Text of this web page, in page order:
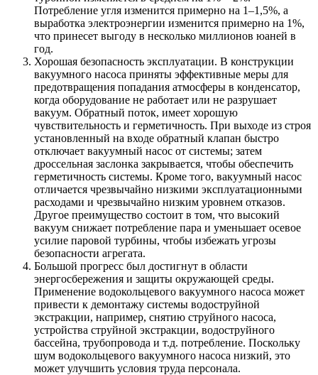
Потребление угля изменится примерно на 1–1,5%, а
выработка электроэнергии изменится примерно на 1%,
что принесет выгоду в несколько миллионов юаней в
год.
Хорошая безопасность эксплуатации. В конструкции
вакуумного насоса приняты эффективные меры для
предотвращения попадания атмосферы в конденсатор,
когда оборудование не работает или не разрушает
вакуум. Обратный поток, имеет хорошую
чувствительность и герметичность. При выходе из строя
установленный на входе обратный клапан быстро
отключает вакуумный насос от системы; затем
дроссельная заслонка закрывается, чтобы обеспечить
герметичность системы. Кроме того, вакуумный насос
отличается чрезвычайно низкими эксплуатационными
расходами и чрезвычайно низким уровнем отказов.
Другое преимущество состоит в том, что высокий
вакуум снижает потребление пара и уменьшает осевое
усилие паровой турбины, чтобы избежать угрозы
безопасности агрегата.
Большой прогресс был достигнут в области
энергосбережения и защиты окружающей среды.
Применение водокольцевого вакуумного насоса может
привести к демонтажу системы водоструйной
экстракции, например, снятию струйного насоса,
устройства струйной экстракции, водоструйного
бассейна, трубопровода и т.д. потребление. Поскольку
шум водокольцевого вакуумного насоса низкий, это
может улучшить условия труда персонала.